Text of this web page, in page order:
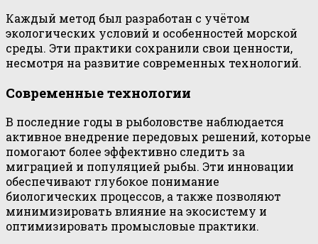
Каждый метод был разработан с учётом
экологических условий и особенностей морской
среды. Эти практики сохранили свои ценности,
несмотря на развитие современных технологий.
Современные технологии
В последние годы в рыболовстве наблюдается
активное внедрение передовых решений, которые
помогают более эффективно следить за
миграцией и популяцией рыбы. Эти инновации
обеспечивают глубокое понимание
биологических процессов, а также позволяют
минимизировать влияние на экосистему и
оптимизировать промысловые практики.